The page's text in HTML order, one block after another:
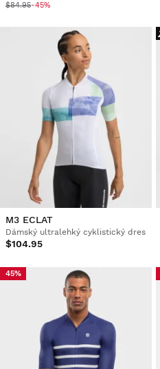
$84.95-45%
M3 ECLAT
Dámský ultralehký cyklistický dres
$104.95
45%